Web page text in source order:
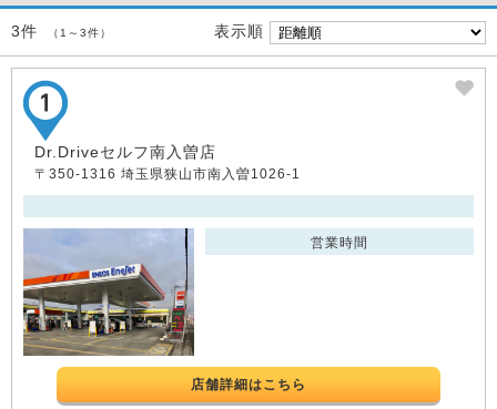
3件 （1～3件） 表示順
Dr.Driveセルフ南入曽店
〒350-1316 埼玉県狭山市南入曽1026-1
営業時間
店舗詳細はこちら